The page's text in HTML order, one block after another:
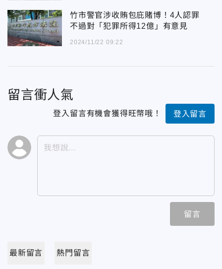
竹市警官涉收賄包庇賭博！4人認罪
不過對「犯罪所得12億」有意見
2024/11/22 09:22
留言衝人氣
登入留言有機會獲得旺幣哦！ 登入留言
留言
最新留言 熱門留言